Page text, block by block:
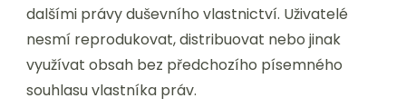
dalšími právy duševního vlastnictví. Uživatelé
nesmí reprodukovat, distribuovat nebo jinak
využívat obsah bez předchozího písemného
souhlasu vlastníka práv.